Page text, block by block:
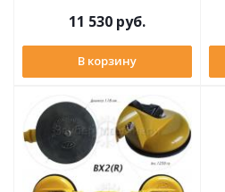
11 530 руб.
В корзину